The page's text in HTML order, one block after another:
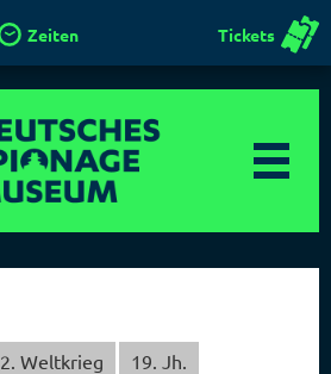
Zeiten Tickets
2. Weltkrieg
19. Jh.